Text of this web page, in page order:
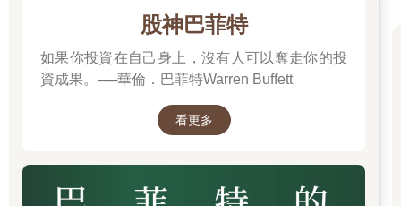
幫他們找回正義！」阿爾布爾說：「而我們要努力讓這個選擇，
成為他們的第一選擇。」
起訴米洛塞維奇只是阿爾布爾這一生為人權、法治、正義，和平
中的受害者討回公道，為監獄中受欺壓的女子維護人權，為弱勢
兒童爭取公平教育，或是前往最前線，預防戰爭衝突的發生，她
這位從小成長於單親家庭，青少年時代就對威權充滿質疑，成年
股神巴菲特
如果你投資在自己身上，沒有人可以奪走你的投
資成果。──華倫．巴菲特Warren Buffett
看更多